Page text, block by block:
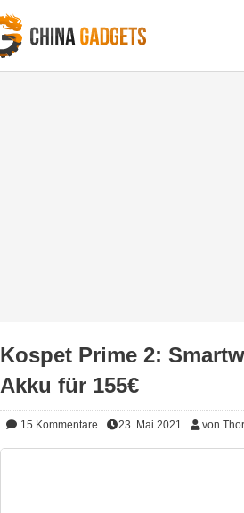
Kospet Prime 2:
Akku für 155€
15 Kommentare 23. Mai 2021 von